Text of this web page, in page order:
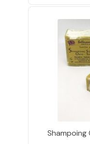
Shampoing